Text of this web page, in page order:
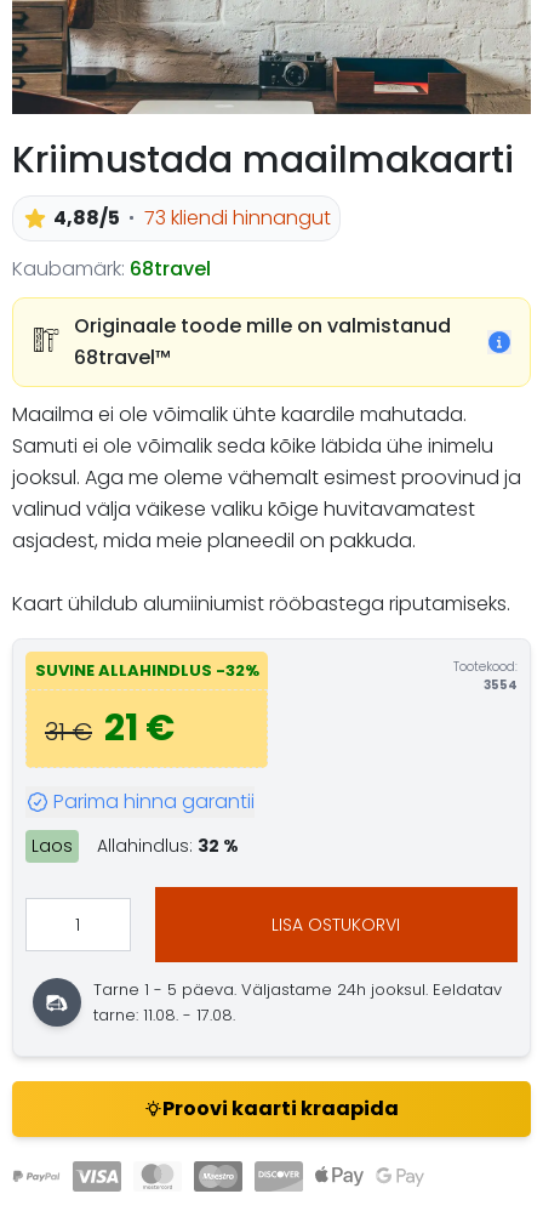
Kriimustada maailmakaarti
4,88/5
73 kliendi hinnangut
Kaubamärk: 68travel
Originaale toode mille on valmistanud
68travel™️
Maailma ei ole võimalik ühte kaardile mahutada.
Samuti ei ole võimalik seda kõike läbida ühe inimelu
jooksul. Aga me oleme vähemalt esimest proovinud ja
valinud välja väikese valiku kõige huvitavamatest
asjadest, mida meie planeedil on pakkuda.
Kaart ühildub alumiiniumist rööbastega riputamiseks.
SUVINE ALLAHINDLUS -32%
31 € 21 €
Tootekood:
3554
Parima hinna garantii
Laos Allahindlus: 32 %
LISA OSTUKORVI
Tarne 1 - 5 päeva. Väljastame 24h jooksul. Eeldatav
tarne: 11.08. - 17.08.
Proovi kaarti kraapida